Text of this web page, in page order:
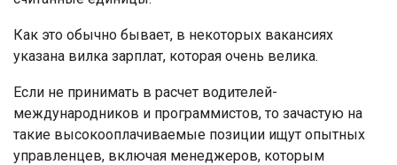
Как это обычно бывает, в некоторых вакансиях
указана вилка зарплат, которая очень велика.
Если не принимать в расчет водителей-
международников и программистов, то зачастую на
такие высокооплачиваемые позиции ищут опытных
управленцев, включая менеджеров, которым